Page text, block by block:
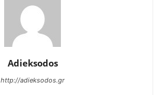
Adieksodos
http://adieksodos.gr